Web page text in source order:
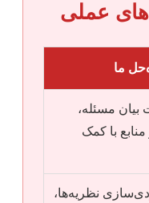
عملی
ما
بیان مسئله،
با کمک
نظریه‌ها،